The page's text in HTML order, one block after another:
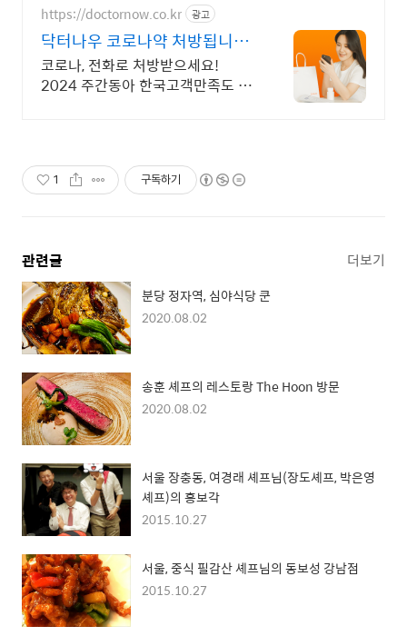
https://doctornow.co.kr 광고
닥터나우 코로나약 처방됩니다
365일 24시간 진료가능
코로나, 전화로 처방받으세요!
2024 주간동아 한국고객만족도 비
1 구독하기
관련글 더보기
분당 정자역, 심야식당 쿤
2020.08.02
송훈 셰프의 레스토랑 The Hoon 방문
2020.08.02
서울 장충동, 여경래 셰프님(장도셰프, 박은영
셰프)의 홍보각
2015.10.27
서울, 중식 필감산 셰프님의 동보성 강남점
2015.10.27